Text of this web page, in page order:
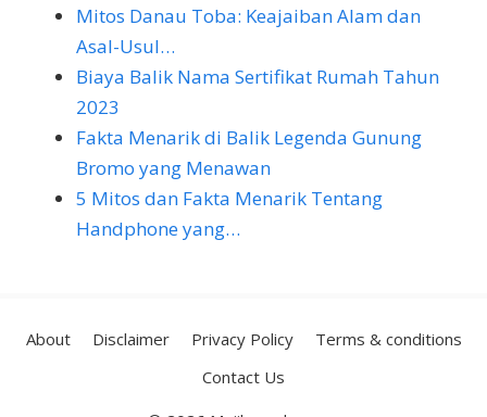
Mitos Danau Toba: Keajaiban Alam dan
Asal-Usul…
Biaya Balik Nama Sertifikat Rumah Tahun
2023
Fakta Menarik di Balik Legenda Gunung
Bromo yang Menawan
5 Mitos dan Fakta Menarik Tentang
Handphone yang…
About Disclaimer Privacy Policy
Terms & conditions
Contact Us